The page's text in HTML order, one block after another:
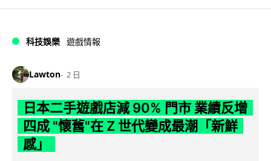
科技娛樂 遊戲情報
Lawton 2 日
日本二手遊戲店減 90% 門市 業績反增
四成 "懷舊"在 Z 世代變成最潮「新鮮
感」